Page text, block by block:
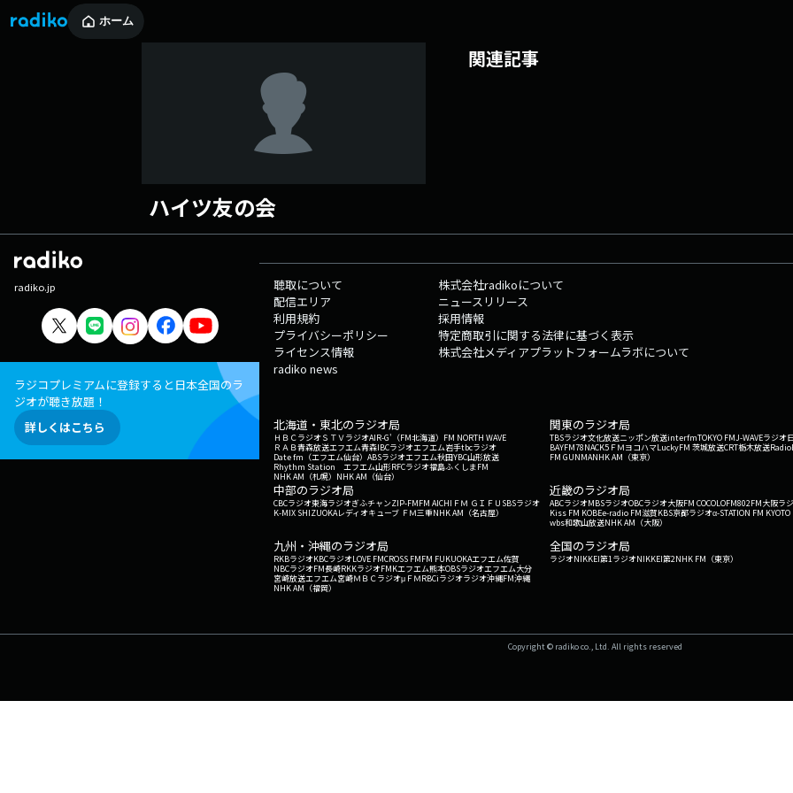
ホーム
ハイツ友の会
関連記事
radiko.jp
ラジコプレミアムに登録すると日本全国のラ
ジオが聴き放題！
詳しくはこちら
聴取について
配信エリア
利用規約
プライバシーポリシー
ライセンス情報
radiko news
株式会社radikoについて
ニュースリリース
採用情報
特定商取引に関する法律に基づく表示
株式会社メディアプラットフォームラボについて
北海道・東北のラジオ局
ＨＢＣラジオＳＴＶラジオAIR-G'（FM北海道） FM NORTH WAVE
ＲＡＢ青森放送エフエム青森IBCラジオエフエム岩手tbcラジオ
Date fm（エフエム仙台） ABSラジオエフエム秋田YBC山形放送
Rhythm Station エフエム山形RFCラジオ福島ふくしまFM
NHK AM（札幌） NHK AM（仙台）
関東のラジオ局
TBSラジオ文化放送ニッポン放送interfmTOKYO FMJ-WAVEラジオ
BAYFM78NACK5 ＦＭヨコハマLuckyFM 茨城放送CRT栃木放送
FM GUNMANHK AM（東京）
中部のラジオ局
CBCラジオ東海ラジオぎふチャンZIP-FMFM AICHI ＦＭ ＧＩＦＵ SBSラジオ
K-MIX SHIZUOKAレディオキューブ ＦＭ三重NHK AM（名古屋）
近畿のラジオ局
ABCラジオMBSラジオOBCラジオ大阪FM COCOLOFM802FM大阪ラ
Kiss FM KOBEe-radio FM滋賀KBS京都ラジオα-STATION FM KYOTO
wbs和歌山放送NHK AM（大阪）
九州・沖縄のラジオ局
RKBラジオKBCラジオLOVE FMCROSS FMFM FUKUOKAエフエム佐賀
NBCラジオFM長崎RKKラジオFMKエフエム熊本OBSラジオエフエム大分
宮崎放送エフエム宮崎ＭＢＣラジオμＦＭRBCiラジオラジオ沖縄FM沖縄
NHK AM（福岡）
全国のラジオ局
ラジオNIKKEI第1ラジオNIKKEI第2NHK FM（東京）
Copyright © radiko co., Ltd. All rights reserved